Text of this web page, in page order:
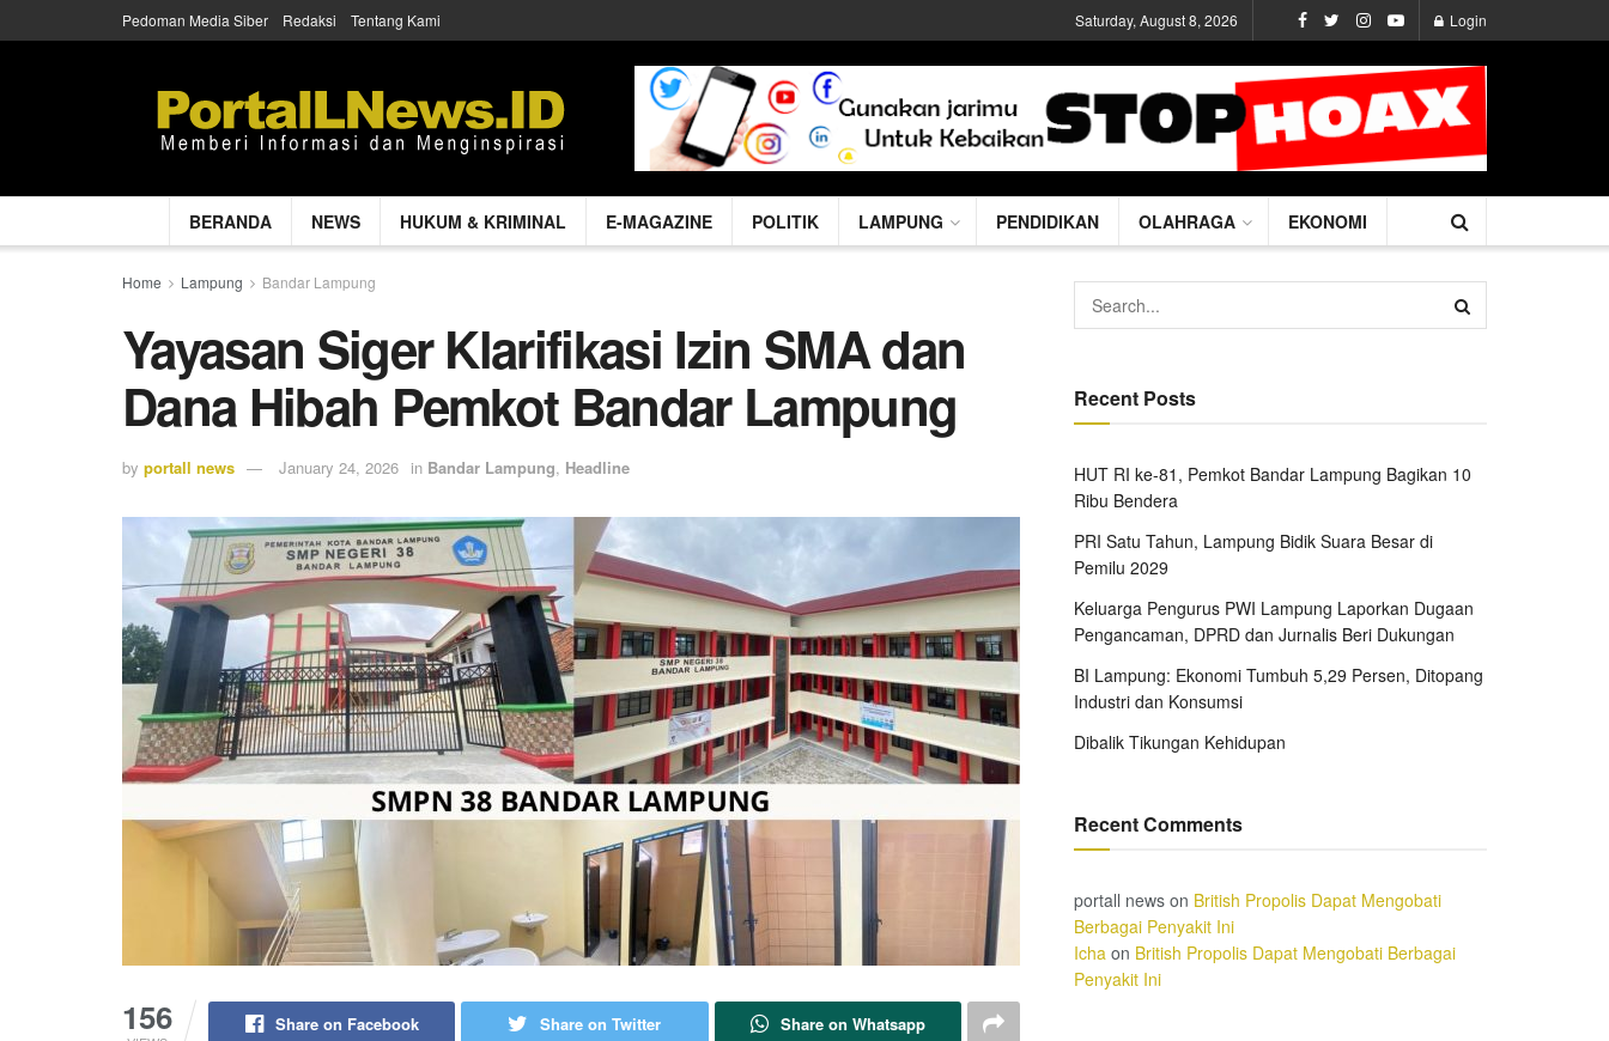
Pedoman Media Siber Redaksi Tentang Kami Saturday, August 8, 2026 Login
BERANDA NEWS HUKUM & KRIMINAL E-MAGAZINE POLITIK LAMPUNG PENDIDIKAN OLAHRAGA EKONOMI
Home Lampung Bandar Lampung
Yayasan Siger Klarifikasi Izin SMA dan
Dana Hibah Pemkot Bandar Lampung
by portall news January 24, 2026 in Bandar Lampung, Headline
156 Share on Facebook Share on Twitter Share on Whatsapp
Recent Posts
HUT RI ke-81, Pemkot Bandar Lampung Bagikan 10
Ribu Bendera
PRI Satu Tahun, Lampung Bidik Suara Besar di
Pemilu 2029
Keluarga Pengurus PWI Lampung Laporkan Dugaan
Pengancaman, DPRD dan Jurnalis Beri Dukungan
BI Lampung: Ekonomi Tumbuh 5,29 Persen, Ditopang
Industri dan Konsumsi
Dibalik Tikungan Kehidupan
Recent Comments
portall news on British Propolis Dapat Mengobati
Berbagai Penyakit Ini
Icha on British Propolis Dapat Mengobati Berbagai
Penyakit Ini